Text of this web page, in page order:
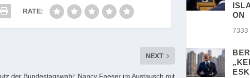
RATE:
NEXT
der Bundestagswahl: Nancy Faeser im Austausch mit
ON
7333